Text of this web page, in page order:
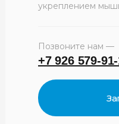
Позвоните нам —
+7 926 579-
укреплением